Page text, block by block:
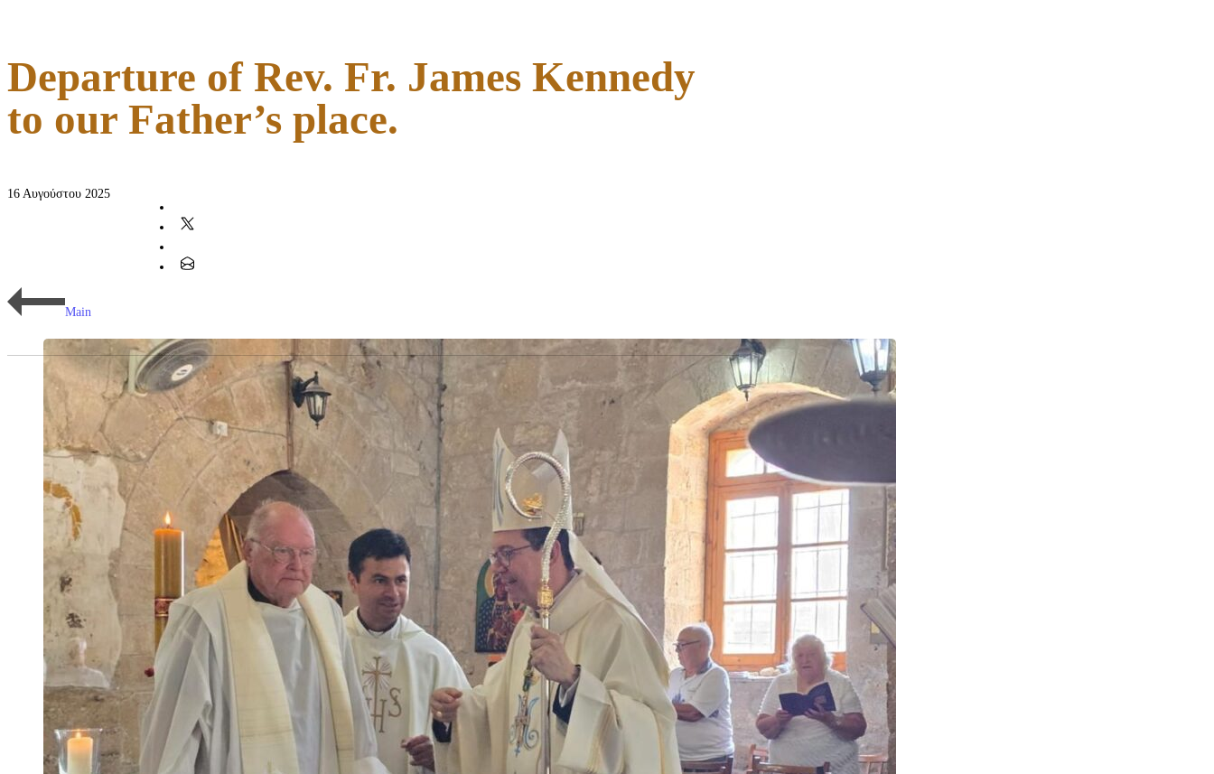
Departure of Rev. Fr. James Kennedy
to our Father’s place.
16 Αυγούστου 2025
Main